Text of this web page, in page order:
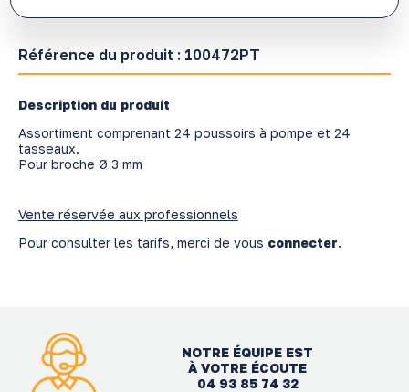
Référence du produit : 100472PT
Description du produit
Assortiment comprenant 24 poussoirs à pompe et 24
tasseaux.
Pour broche Ø 3 mm
Vente réservée aux professionnels
Pour consulter les tarifs, merci de vous connecter.
NOTRE ÉQUIPE EST
À VOTRE ÉCOUTE
04 93 85 74 32